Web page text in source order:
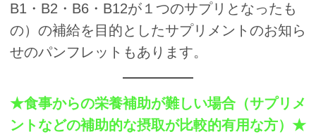
B1・B2・B6・B12が１つのサプリとなったも
の）の補給を目的としたサプリメントのお知ら
せのパンフレットもあります。
★食事からの栄養補助が難しい場合（サプリメ
ントなどの補助的な摂取が比較的有用な方）★